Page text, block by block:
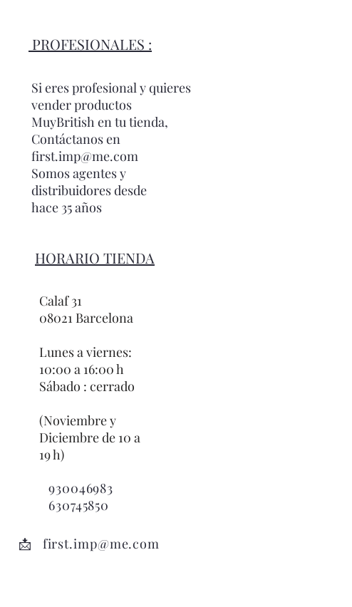
PROFESIONALES :
Si eres profesional y quieres
vender productos
MuyBritish en tu tienda,
Contáctanos en
first.imp@me.com
Somos agentes y
distribuidores desde
hace 35 años
HORARIO TIENDA
Calaf 31
08021 Barcelona
Lunes a viernes:
10:00 a 16:00 h
Sábado : cerrado
(Noviembre y
Diciembre de 10 a
19 h)
930046983
630745850
📩 first.imp@me.com